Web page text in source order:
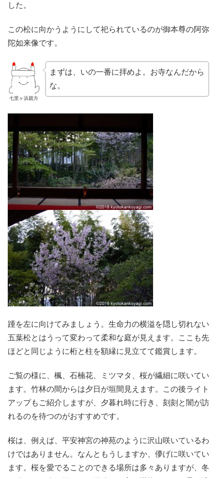
した。
この松に向かうようにして祀られているのが御本尊の阿弥
陀如来像です。
七里ヶ浜親方
まずは、いの一番に拝めよ。お寺なんだから
な。
踵を左に向けてみましょう。生命力の横溢を隠し切れない
五葉松とはうって変わって柔和な庭が見えます。ここも先
ほどと同じように桁と柱を額縁に見立てて鑑賞します。
ご覧の様に、楓、石楠花、ミツマタ、桜が繊細に咲いてい
ます。竹林の間からは夕日が垣間見えます。この後ライト
アップもご紹介しますが、夕暮れ時に行き、刻刻と闇が訪
れるのを待つのがおすすめです。
桜は、例えば、平安神宮の神苑のように沢山咲いているわ
けではありません。なんともうしますか、儚げに咲いてい
ます。桜を愛でることのできる場所は多々ありますが、冬